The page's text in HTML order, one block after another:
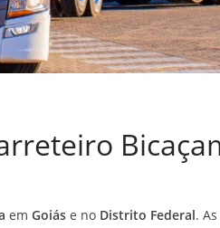
em Goiás e no Distrito Federal.